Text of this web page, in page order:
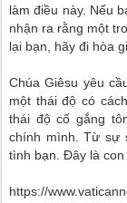
làm điều này. Nếu
nhận ra rằng một
lại bạn, hãy đi hòa
Chúa Giêsu yêu
một thái độ có
thái độ cố gắng
chính mình. Từ sự
tình bạn. Đây là con
https://